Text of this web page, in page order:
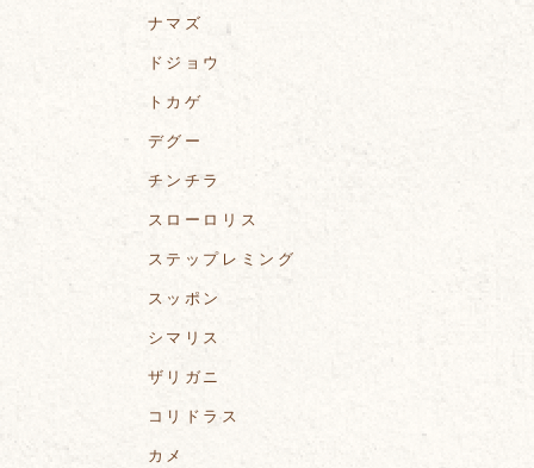
ナマズ
ドジョウ
トカゲ
デグー
チンチラ
スローロリス
ステップレミング
スッポン
シマリス
ザリガニ
コリドラス
カメ